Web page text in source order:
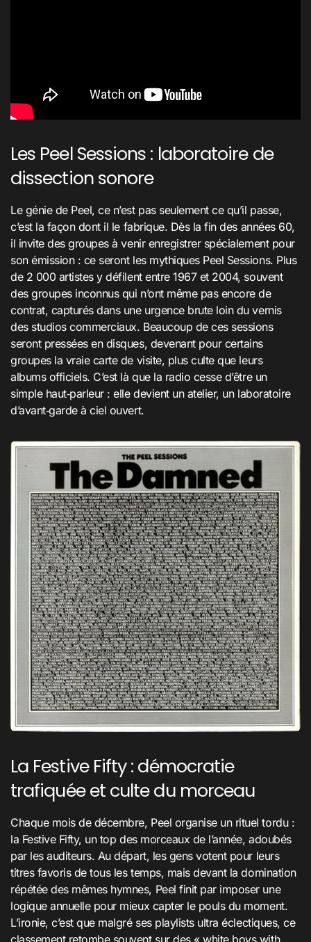
Les Peel Sessions : laboratoire de
dissection sonore
Le génie de Peel, ce n’est pas seulement ce qu’il passe,
c’est la façon dont il le fabrique. Dès la fin des années 60,
il invite des groupes à venir enregistrer spécialement pour
son émission : ce seront les mythiques Peel Sessions. Plus
de 2 000 artistes y défilent entre 1967 et 2004, souvent
des groupes inconnus qui n’ont même pas encore de
contrat, capturés dans une urgence brute loin du vernis
des studios commerciaux. Beaucoup de ces sessions
seront pressées en disques, devenant pour certains
groupes la vraie carte de visite, plus culte que leurs
albums officiels. C’est là que la radio cesse d’être un
simple haut‑parleur : elle devient un atelier, un laboratoire
d’avant‑garde à ciel ouvert.
La Festive Fifty : démocratie
trafiquée et culte du morceau
Chaque mois de décembre, Peel organise un rituel tordu :
la Festive Fifty, un top des morceaux de l’année, adoubés
par les auditeurs. Au départ, les gens votent pour leurs
titres favoris de tous les temps, mais devant la domination
répétée des mêmes hymnes, Peel finit par imposer une
logique annuelle pour mieux capter le pouls du moment.
L’ironie, c’est que malgré ses playlists ultra éclectiques, ce
classement retombe souvent sur des « white boys with